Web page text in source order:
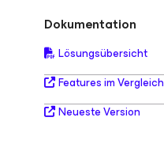
Dokumentation
Lösungsübersicht
Features im Vergleich
Neueste Version